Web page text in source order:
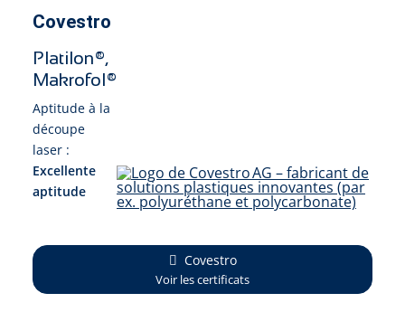
Covestro
Platilon®,
Makrofol®
Aptitude à la
découpe
laser :
Excellente
aptitude
Covestro
Voir les certificats